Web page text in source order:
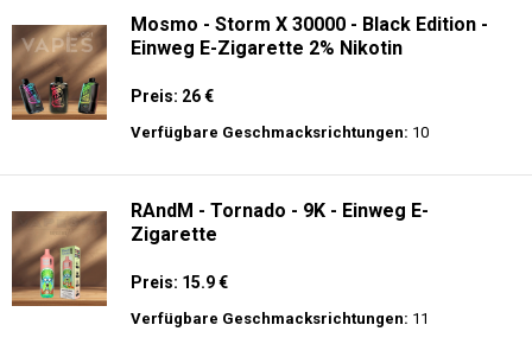
Mosmo - Storm X 30000 - Black Edition -
Einweg E-Zigarette 2% Nikotin
Preis: 26 €
Verfügbare Geschmacksrichtungen: 10
RAndM - Tornado - 9K - Einweg E-
Zigarette
Preis: 15.9 €
Verfügbare Geschmacksrichtungen: 11